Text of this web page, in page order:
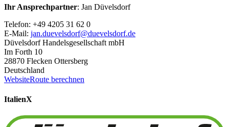
Ihr Ansprechpartner: Jan Düvelsdorf
Telefon: +49 4205 31 62 0
E-Mail: jan.duevelsdorf@duevelsdorf.de
Düvelsdorf Handelsgesellschaft mbH
Im Forth 10
28870 Flecken Ottersberg
Deutschland
WebsiteRoute berechnen
ItalienX